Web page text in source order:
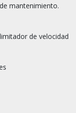
mantenimiento.
de velocidad